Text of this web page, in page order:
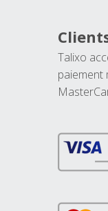
Talixo
paiement